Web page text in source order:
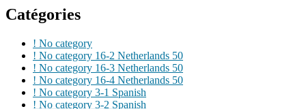
Catégories
! No category
! No category 16-2 Netherlands 50
! No category 16-3 Netherlands 50
! No category 16-4 Netherlands 50
! No category 3-1 Spanish
! No category 3-2 Spanish